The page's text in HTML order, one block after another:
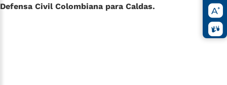
Defensa Civil Colombiana para Caldas.